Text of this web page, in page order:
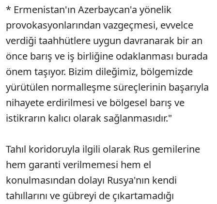
* Ermenistan'ın Azerbaycan'a yönelik
provokasyonlarından vazgeçmesi, evvelce
verdiği taahhütlere uygun davranarak bir an
önce barış ve iş birliğine odaklanması burada
önem taşıyor. Bizim dileğimiz, bölgemizde
yürütülen normalleşme süreçlerinin başarıyla
nihayete erdirilmesi ve bölgesel barış ve
istikrarın kalıcı olarak sağlanmasıdır."
Tahıl koridoruyla ilgili olarak Rus gemilerine
hem garanti verilmemesi hem el
konulmasından dolayı Rusya'nın kendi
tahıllarını ve gübreyi de çıkartamadığı